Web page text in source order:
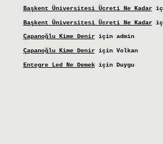
Başkent Üniversitesi Ücreti Ne Kadar
Başkent Üniversitesi Ücreti Ne Kadar
Çapanoğlu Kime Deniriçin admin
Çapanoğlu Kime Deniriçin Volkan
Entegre Led Ne Demekiçin Duygu